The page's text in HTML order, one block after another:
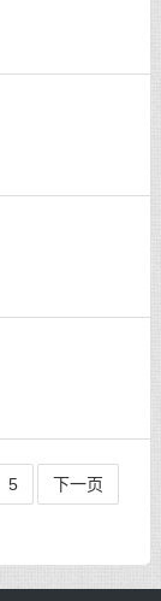
5 下一页